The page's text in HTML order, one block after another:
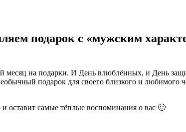
подарок с «мужским
на подарки. И День влюблённых, и День
подарок для своего близкого и любимого
и оставит самые тёплые воспоминания о вас 🙂